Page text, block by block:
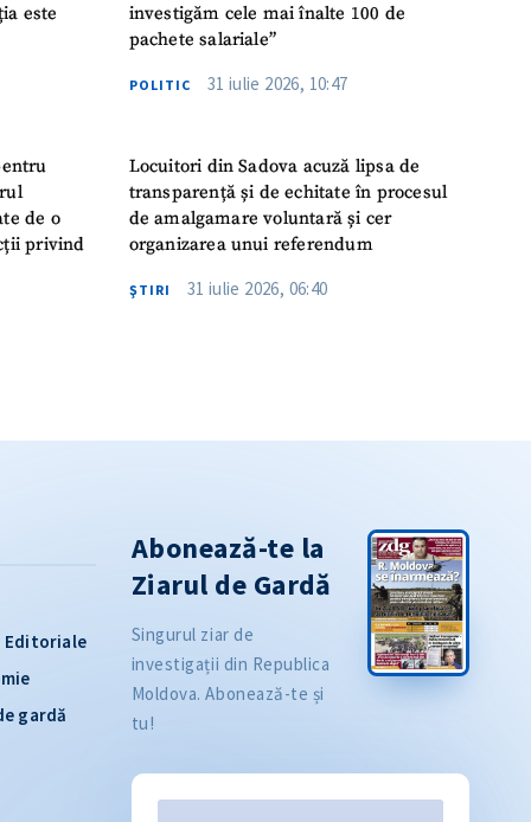
este
de o
privind
investigăm cele mai înalte 100 de
pachete salariale”
POLITIC 31 iulie 2026, 10:47
Locuitori din Sadova acuză lipsa de
transparență și de echitate în procesul
de amalgamare voluntară și cer
organizarea unui referendum
ŞTIRI 31 iulie 2026, 06:40
Editoriale
gardă
Abonează-te la
Ziarul de Gardă
Singurul ziar de
investigații din Republica
Moldova. Abonează-te și
tu!